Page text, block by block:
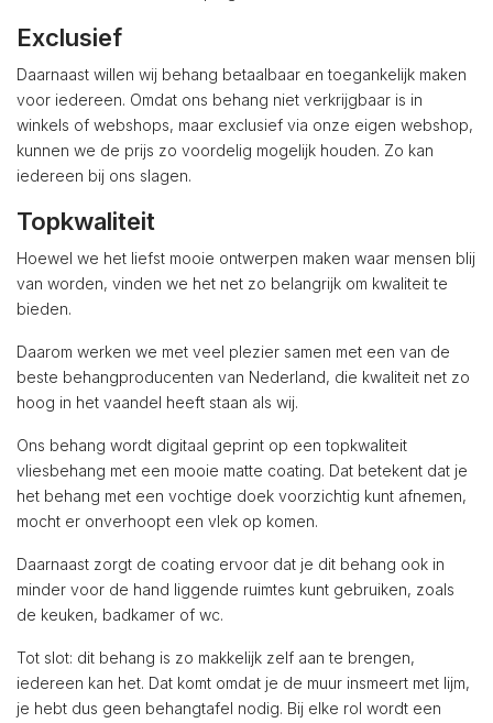
Exclusief
Daarnaast willen wij behang betaalbaar en toegankelijk maken
voor iedereen. Omdat ons behang niet verkrijgbaar is in
winkels of webshops, maar exclusief via onze eigen webshop,
kunnen we de prijs zo voordelig mogelijk houden. Zo kan
iedereen bij ons slagen.
Topkwaliteit
Hoewel we het liefst mooie ontwerpen maken waar mensen blij
van worden, vinden we het net zo belangrijk om kwaliteit te
bieden.
Daarom werken we met veel plezier samen met een van de
beste behangproducenten van Nederland, die kwaliteit net zo
hoog in het vaandel heeft staan als wij.
Ons behang wordt digitaal geprint op een topkwaliteit
vliesbehang met een mooie matte coating. Dat betekent dat je
het behang met een vochtige doek voorzichtig kunt afnemen,
mocht er onverhoopt een vlek op komen.
Daarnaast zorgt de coating ervoor dat je dit behang ook in
minder voor de hand liggende ruimtes kunt gebruiken, zoals
de keuken, badkamer of wc.
Tot slot: dit behang is zo makkelijk zelf aan te brengen,
iedereen kan het. Dat komt omdat je de muur insmeert met lijm,
je hebt dus geen behangtafel nodig. Bij elke rol wordt een